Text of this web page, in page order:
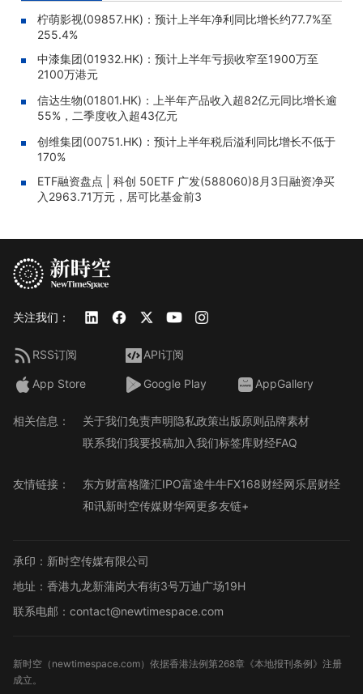
柠萌影视(09857.HK)：预计上半年净利同比增长约77.7%至
255.4%
中漆集团(01932.HK)：预计上半年亏损收窄至1900万至
2100万港元
信达生物(01801.HK)：上半年产品收入超82亿元同比增长逾
55%，二季度收入超43亿元
创维集团(00751.HK)：预计上半年税后溢利同比增长不低于
170%
ETF融资盘点 | 科创 50ETF 广发(588060)8月3日融资净买
入2963.71万元，居可比基金前3
关注我们：
RSS订阅 API订阅
App Store Google Play AppGallery
相关信息： 关于我们免责声明隐私政策出版原则品牌素材
联系我们我要投稿加入我们标签库财经FAQ
友情链接： 东方财富格隆汇IPO富途牛牛FX168财经网乐居财经
和讯新时空传媒财华网更多友链+
承印：新时空传媒有限公司
地址：香港九龙新蒲岗大有街3号万迪广场19H
联系电邮：contact@newtimespace.com
新时空（ newtimespace.com）依据香港法例第268章《本地报刊条例》注册
成立。